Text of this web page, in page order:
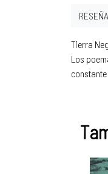
Tierra
Los
RESEÑA